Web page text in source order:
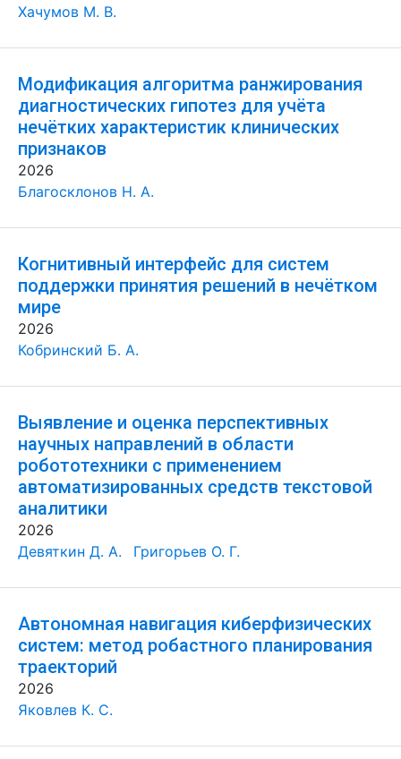
Хачумов М. В.
Модификация алгоритма ранжирования
диагностических гипотез для учёта
нечётких характеристик клинических
признаков
2026
Благосклонов Н. А.
Когнитивный интерфейс для систем
поддержки принятия решений в нечётком
мире
2026
Кобринский Б. А.
Выявление и оценка перспективных
научных направлений в области
робототехники с применением
автоматизированных средств текстовой
аналитики
2026
Девяткин Д. А.
Григорьев О. Г.
Автономная навигация киберфизических
систем: метод робастного планирования
траекторий
2026
Яковлев К. С.